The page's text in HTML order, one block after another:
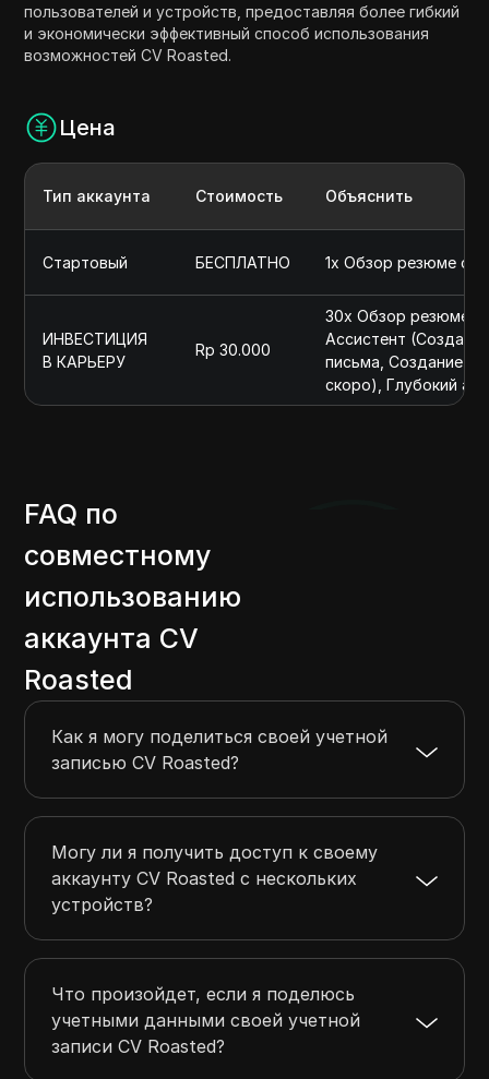
пользователей и устройств, предоставляя более гибкий
и экономически эффективный способ использования
возможностей CV Roasted.
Цена
Тип аккаунта Стоимость Объяснить
Стартовый БЕСПЛАТНО 1x Обзор резюме с
ИНВЕСТИЦИЯ
В КАРЬЕРУ
Rp 30.000
30x Обзор резюме
Ассистент
письма, Создание
скоро), Глубокий
FAQ по
совместному
использованию
аккаунта CV
Roasted
Как я могу поделиться своей учетной
записью CV Roasted?
Могу ли я получить доступ к своему
аккаунту CV Roasted с нескольких
устройств?
Что произойдет, если я поделюсь
учетными данными своей учетной
записи CV Roasted?